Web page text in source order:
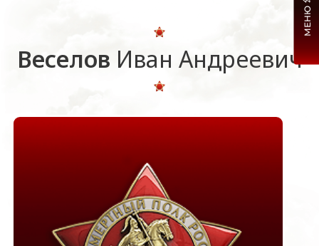
Веселов Иван Андреевич
МЕНЮ